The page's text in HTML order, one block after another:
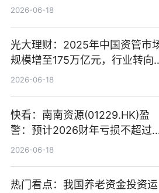
2026-06-18
光大理财：2025年中国资管市
规模增至175万亿元，行业转向
“量质并重”
2026-06-18
快看：南南资源(01229.HK)盈
警：预计2026财年亏损不超过
1000万港元
2026-06-18
热门看点：我国养老资金投资运